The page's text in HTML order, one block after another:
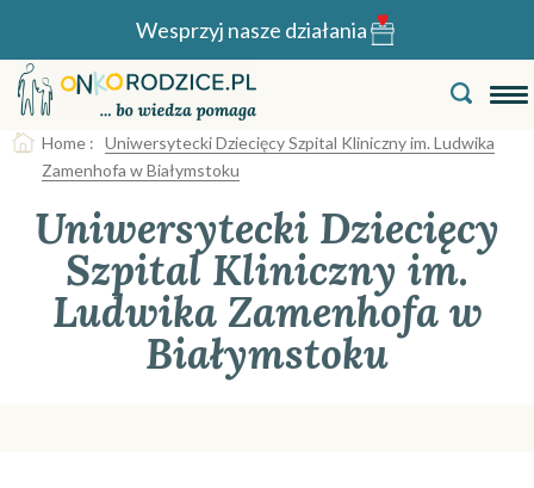
Wesprzyj nasze działania
Home : Uniwersytecki Dziecięcy Szpital Kliniczny im. Ludwika
Zamenhofa w Białymstoku
Uniwersytecki Dziecięcy
Szpital Kliniczny im.
Ludwika Zamenhofa w
Białymstoku